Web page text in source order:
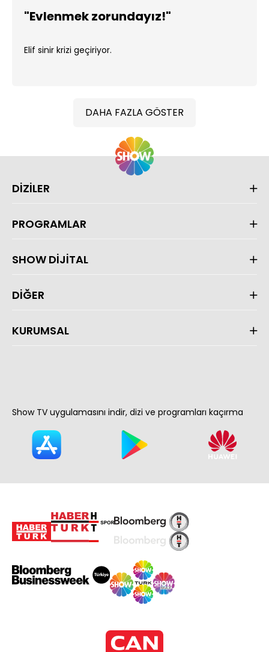
"Evlenmek zorundayız!"
Elif sinir krizi geçiriyor.
DAHA FAZLA GÖSTER
DİZİLER
PROGRAMLAR
SHOW DİJİTAL
DİĞER
KURUMSAL
Show TV uygulamasını indir, dizi ve programları kaçırma